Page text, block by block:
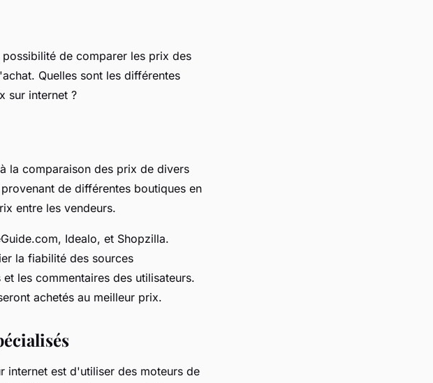
de comparer les prix des
Quelles sont les différentes
sur internet ?
la comparaison des prix de divers
de différentes boutiques en
entre les vendeurs.
Idealo, et Shopzilla.
la fiabilité des sources
les commentaires des utilisateurs.
achetés au meilleur prix.
internet est d'utiliser des moteurs de